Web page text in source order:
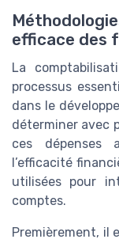
efficace des
La
processus
dans le
déterminer avec
ces dépenses
l’efficacité
utilisées pour
comptes.
Premièrement, il